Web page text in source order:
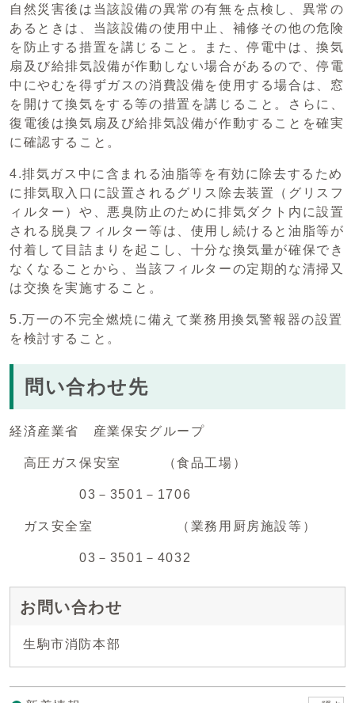
自然災害後は当該設備の異常の有無を点検し、異常の
あるときは、当該設備の使用中止、補修その他の危険
を防止する措置を講じること。また、停電中は、換気
扇及び給排気設備が作動しない場合があるので、停電
中にやむを得ずガスの消費設備を使用する場合は、窓
を開けて換気をする等の措置を講じること。さらに、
復電後は換気扇及び給排気設備が作動することを確実
に確認すること。
4.排気ガス中に含まれる油脂等を有効に除去するため
に排気取入口に設置されるグリス除去装置（グリスフ
ィルター）や、悪臭防止のために排気ダクト内に設置
される脱臭フィルター等は、使用し続けると油脂等が
付着して目詰まりを起こし、十分な換気量が確保でき
なくなることから、当該フィルターの定期的な清掃又
は交換を実施すること。
5.万一の不完全燃焼に備えて業務用換気警報器の設置
を検討すること。
問い合わせ先
経済産業省 産業保安グループ
高圧ガス保安室 （食品工場）
03－3501－1706
ガス安全室 （業務用厨房施設等）
03－3501－4032
お問い合わせ
生駒市消防本部